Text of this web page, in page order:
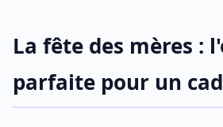
La fête des mères :
parfaite pour un